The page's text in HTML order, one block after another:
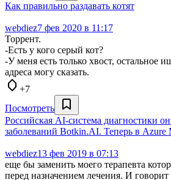
Как правильно раздавать котят
webdiez7 фев 2020 в 11:17
Торрент.
-Есть у кого серый кот?
-У меня есть только хвост, остальное
адреса могу сказать.
+7
Посмотреть
Российская AI-система диагностики
заболеваний Botkin.AI. Теперь в Azure
webdiez13 фев 2019 в 07:13
еще бы заменить моего терапевта
перед назначением лечения. И